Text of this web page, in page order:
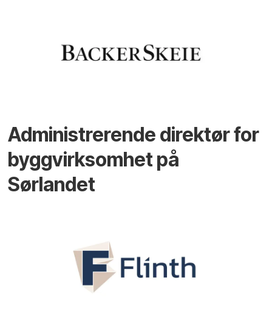
Administrerende direktør for
byggvirksomhet på
Sørlandet